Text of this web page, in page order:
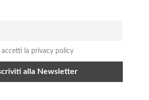
accetti la privacy policy